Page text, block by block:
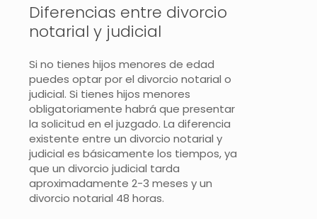
Diferencias entre divorcio
notarial y judicial
Si no tienes hijos menores de edad
puedes optar por el divorcio notarial o
judicial. Si tienes hijos menores
obligatoriamente habrá que presentar
la solicitud en el juzgado. La diferencia
existente entre un divorcio notarial y
judicial es básicamente los tiempos, ya
que un divorcio judicial tarda
aproximadamente 2-3 meses y un
divorcio notarial 48 horas.